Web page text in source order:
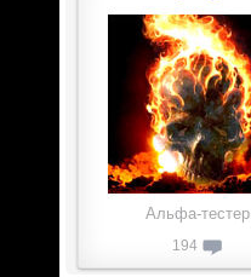
Альфа-тестер
194